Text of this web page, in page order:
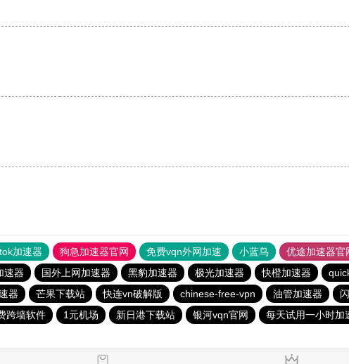
加速器 狗急加速器官网 免费vqn外网加速 小蓝鸟 优途加速器官
速器 国外上网加速器 黑豹加速器 极光加速器 快橙加速器
器 芒果下载站 快连vn破解版 chinese-free-vpn 油管加速器
跨墙软件 1元机场 新日港下载站 银河vqn官网 每天试用一小时加